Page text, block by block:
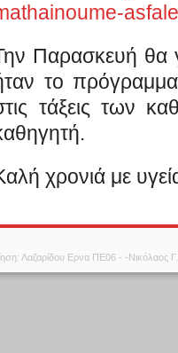
Παρασκευή θα
το πρόγραμμα
τάξεις των
χρονιά με
Λαζαρίδου Ερνα ΠΕ06 - -Νικόλαος